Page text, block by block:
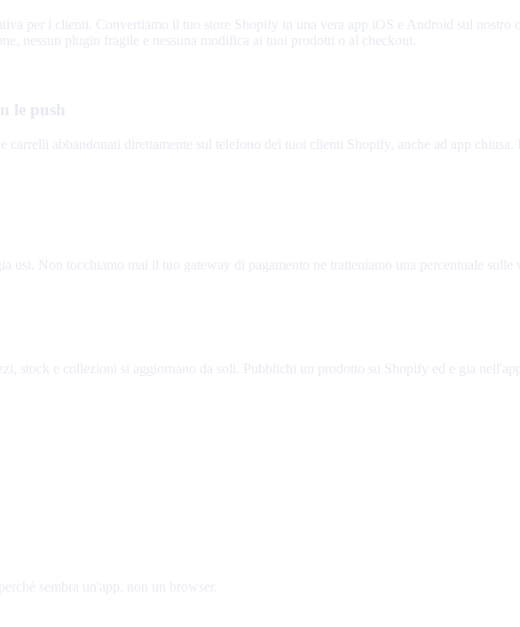
per i clienti. Convertiamo il tuo store Shopify in una vera app iOS e Android sul nostro
nessun plugin fragile e nessuna modifica ai tuoi prodotti o al checkout.
le push
abbandonati direttamente sul telefono dei tuoi clienti Shopify, anche ad app chiusa.
usi. Non tocchiamo mai il tuo gateway di pagamento ne tratteniamo una percentuale sulle
stock e collezioni si aggiornano da soli. Pubblichi un prodotto su Shopify ed e gia
sembra un'app, non un browser.